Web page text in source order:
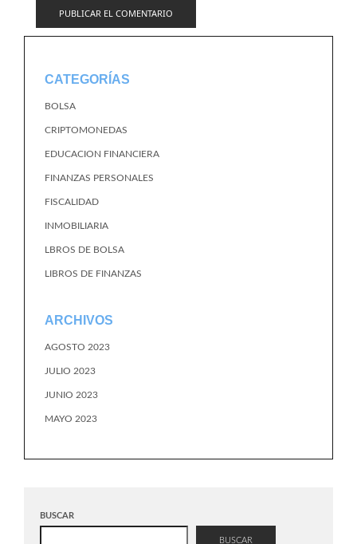
CATEGORÍAS
BOLSA
CRIPTOMONEDAS
EDUCACION FINANCIERA
FINANZAS PERSONALES
FISCALIDAD
INMOBILIARIA
LBROS DE BOLSA
LIBROS DE FINANZAS
ARCHIVOS
AGOSTO 2023
JULIO 2023
JUNIO 2023
MAYO 2023
BUSCAR
BUSCAR